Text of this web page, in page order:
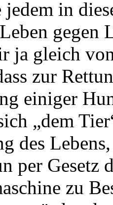
in
gegen
ja gleich
zur
einiger
„dem
des
per Gesetz
zu